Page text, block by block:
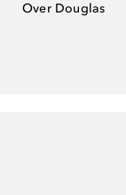
Over Douglas